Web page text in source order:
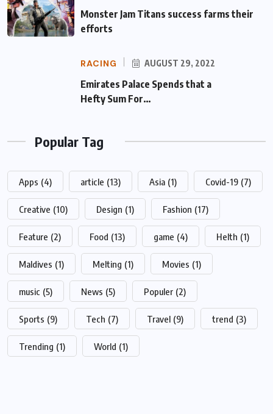
Monster Jam Titans success farms their
efforts
RACING AUGUST 29, 2022
Emirates Palace Spends that a Hefty Sum
For…
Popular Tag
Apps (4) article (13) Asia (1) Covid-19 (7)
Creative (10) Design (1) Fashion (17)
Feature (2) Food (13) game (4) Helth (1)
Maldives (1) Melting (1) Movies (1)
music (5) News (5) Populer (2)
Sports (9) Tech (7) Travel (9) trend (3)
Trending (1) World (1)